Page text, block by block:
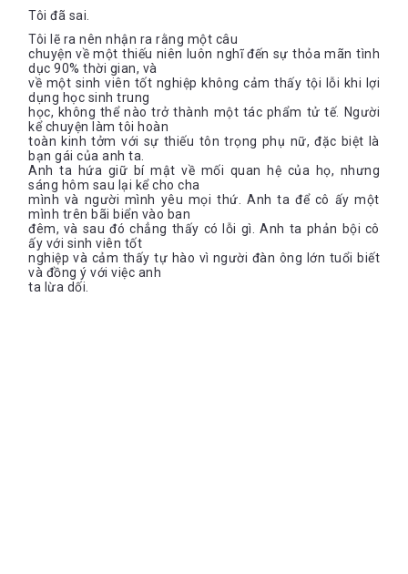
Tôi đã sai.
Tôi lẽ ra nên nhận ra rằng một câu
chuyện về một thiếu niên luôn nghĩ đến sự thỏa mãn tình
dục 90% thời gian, và
về một sinh viên tốt nghiệp không cảm thấy tội lỗi khi lợi
dụng học sinh trung
học, không thể nào trở thành một tác phẩm tử tế. Người
kể chuyện làm tôi hoàn
toàn kinh tởm với sự thiếu tôn trọng phụ nữ, đặc biệt là
bạn gái của anh ta.
Anh ta hứa giữ bí mật về mối quan hệ của họ, nhưng
sáng hôm sau lại kể cho cha
mình và người mình yêu mọi thứ. Anh ta để cô ấy một
mình trên bãi biển vào ban
đêm, và sau đó chẳng thấy có lỗi gì. Anh ta phản bội cô
ấy với sinh viên tốt
nghiệp và cảm thấy tự hào vì người đàn ông lớn tuổi biết
và đồng ý với việc anh
ta lừa dối.